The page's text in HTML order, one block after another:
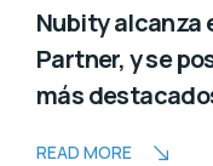
Nubity alcanza
Partner, y se
más
READ MORE